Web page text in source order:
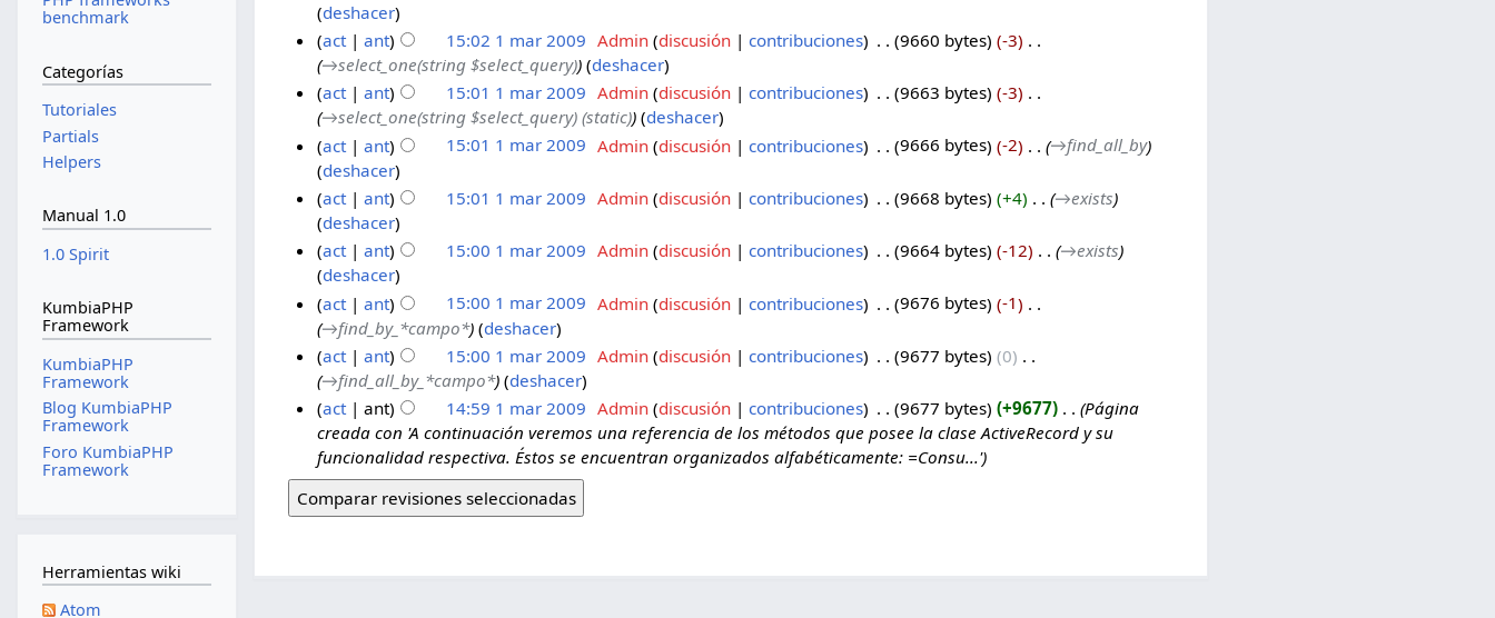
deshacer
act
ant 15:02 1 mar 2009 Admin discusión contribuciones 9660 bytes -3
→‎select_one(string $select_query)
deshacer
act
ant 15:01 1 mar 2009 Admin discusión contribuciones 9663 bytes -3
→‎select_one(string $select_query) (static)
deshacer
act
ant 15:01 1 mar 2009 Admin discusión contribuciones 9666 bytes -2
→‎find_all_by
deshacer
act
ant 15:01 1 mar 2009 Admin discusión contribuciones 9668 bytes +4
→‎exists
deshacer
act
ant 15:00 1 mar 2009 Admin discusión contribuciones 9664 bytes -12
→‎exists
deshacer
act
ant 15:00 1 mar 2009 Admin discusión contribuciones 9676 bytes -1
→‎find_by_*campo*
deshacer
act
ant 15:00 1 mar 2009 Admin discusión contribuciones 9677 bytes 0
→‎find_all_by_*campo*
deshacer
act
ant 14:59 1 mar 2009 Admin discusión contribuciones 9677 bytes +9677
Página
creada con 'A continuación veremos una referencia de los métodos que posee la clase ActiveRecord y su
funcionalidad respectiva. Éstos se encuentran organizados alfabéticamente: =Consu...'
benchmark
Categorías
Tutoriales
Partials
Helpers
Manual 1.0
1.0 Spirit
KumbiaPHP
Framework
KumbiaPHP
Framework
Blog KumbiaPHP
Framework
Foro KumbiaPHP
Framework
Herramientas wiki
Atom